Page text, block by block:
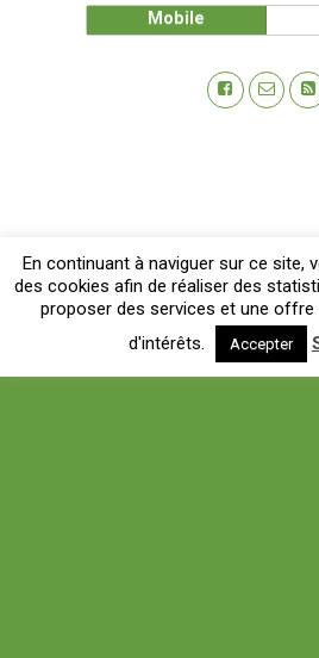
Mobile
En continuant à naviguer sur ce site,
des cookies afin de réaliser des
proposer des services et une
d'intérêts.
Accepter